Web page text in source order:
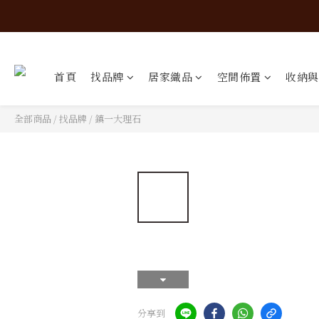
首頁 找品牌 居家織品 空間佈置 收納
全部商品 /找品牌 / 鎮一大理石
分享到